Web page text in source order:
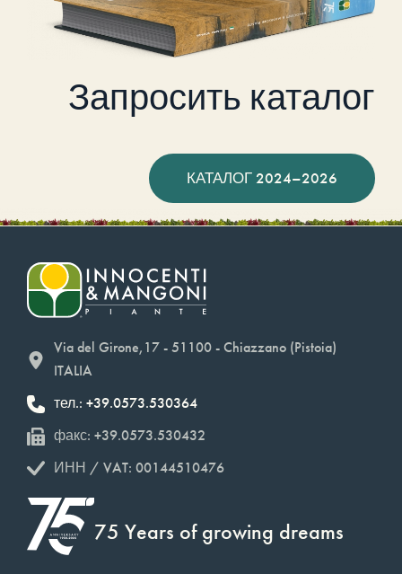
Запросить каталог
КАТАЛОГ 2024–2026
Via del Girone,17 - 51100 - Chiazzano (Pistoia)
ITALIA
тел.: +39.0573.530364
факс: +39.0573.530432
ИНН / VAT: 00144510476
75 Years of growing dreams